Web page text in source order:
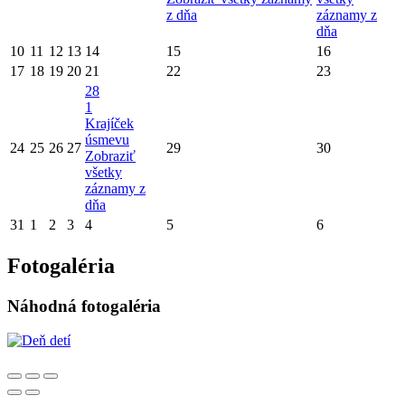
z dňa
záznamy z
dňa
10 11 12 13 14 15
16
17 18 19 20 21 22 23
24 25 26 27
28
1
Krajíček
úsmevu
Zobraziť
všetky
záznamy z
dňa
29 30
31 1 2 3 4 5 6
Fotogaléria
Náhodná fotogaléria